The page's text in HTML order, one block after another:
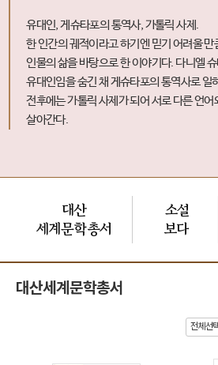
유대인, 게슈타포의 통역사, 가톨릭 사제.
한 인간의 궤적이라고 하기엔 믿기 어려울
인물의 삶을 바탕으로 한 이야기다. 다니엘
유대인임을 숨긴 채 게슈타포의 통역사로 일
전후에는 가톨릭 사제가 되어 서로 다른 언
살아간다.
대산
세계문학총서
소설
보다
대산세계문학총서
전체선